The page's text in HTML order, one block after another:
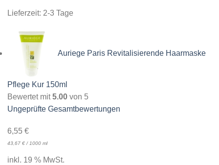
Lieferzeit: 2-3 Tage
Auriege Paris Revitalisierende Haarmaske
Pflege Kur 150ml
Bewertet mit5.00 von 5
Ungeprüfte Gesamtbewertungen
6,55 €
43,67 €/1000 ml
inkl. 19 % MwSt.